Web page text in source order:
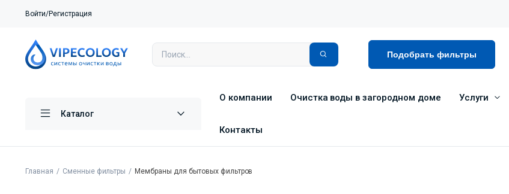
Войти/Регистрация
Подобрать фильтры
Каталог
О компании Очистка воды в загородном доме Услуги
Контакты
Главная Сменные фильтры Мембраны для бытовых фильтров